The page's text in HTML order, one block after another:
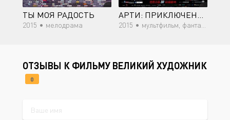
ТЫ МОЯ РАДОСТЬ
2015 • мелодрама
АРТИ: ПРИКЛЮЧЕНИЕ НАЧИНАЕТСЯ
2015 • мультфильм, фантастика, фэнтези
ОТЗЫВЫ К ФИЛЬМУ ВЕЛИКИЙ ХУДОЖНИК
0